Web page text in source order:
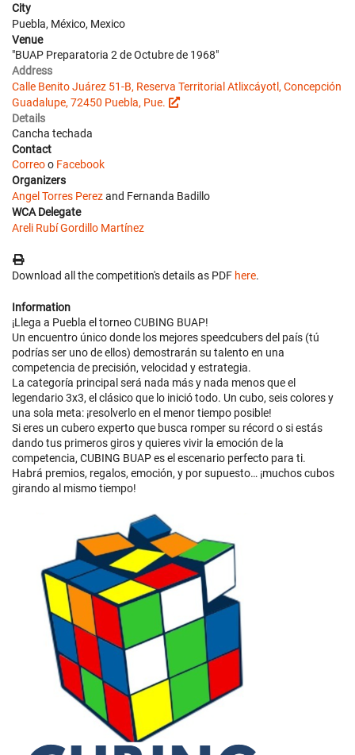
City
Puebla, México, Mexico
Venue
"BUAP Preparatoria 2 de Octubre de 1968"
Address
Calle Benito Juárez 51-B, Reserva Territorial Atlixcáyotl, Concepción
Guadalupe, 72450 Puebla, Pue.
Details
Cancha techada
Contact
Correoo Facebook
Organizers
Angel Torres Perezand Fernanda Badillo
WCA Delegate
Areli Rubí Gordillo Martínez
Download all the competition's details as PDF here.
Information
¡Llega a Puebla el torneo CUBING BUAP!
Un encuentro único donde los mejores speedcubers del país (tú
podrías ser uno de ellos) demostrarán su talento en una
competencia de precisión, velocidad y estrategia.
La categoría principal será nada más y nada menos que el
legendario 3x3, el clásico que lo inició todo. Un cubo, seis colores y
una sola meta: ¡resolverlo en el menor tiempo posible!
Si eres un cubero experto que busca romper su récord o si estás
dando tus primeros giros y quieres vivir la emoción de la
competencia, CUBING BUAP es el escenario perfecto para ti.
Habrá premios, regalos, emoción, y por supuesto… ¡muchos cubos
girando al mismo tiempo!